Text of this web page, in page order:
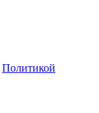
Политикой